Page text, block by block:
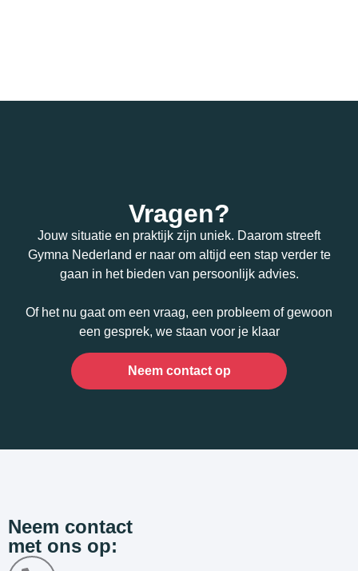
Vragen?
Jouw situatie en praktijk zijn uniek. Daarom streeft
Gymna Nederland er naar om altijd een stap verder te
gaan in het bieden van persoonlijk advies.
Of het nu gaat om een vraag, een probleem of gewoon
een gesprek, we staan voor je klaar
Neem contact op
Neem contact
met ons op: